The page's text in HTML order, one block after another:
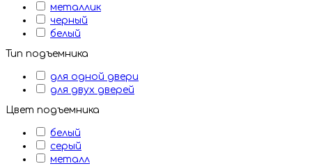
металлик
черный
белый
Тип подъемника
для одной двери
для двух дверей
Цвет подъемника
белый
серый
металл